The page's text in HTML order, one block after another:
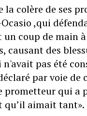
colère de ses
,qui
coup de main
causant des
pas été
par voie
prometteur qui a
qu’il aimait tant».